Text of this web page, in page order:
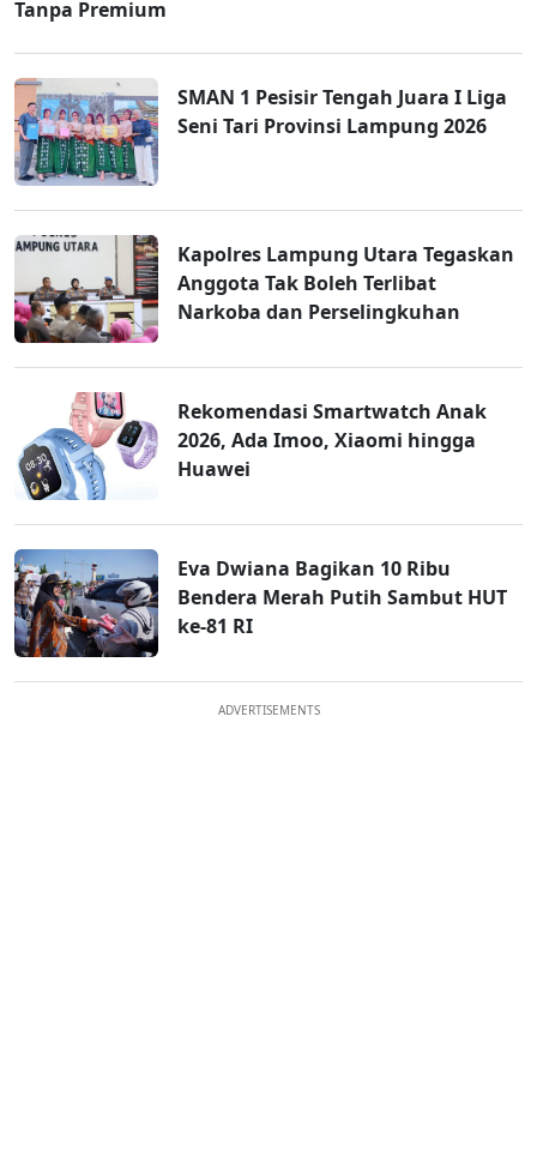
Tanpa Premium
SMAN 1 Pesisir Tengah Juara I Liga
Seni Tari Provinsi Lampung 2026
Kapolres Lampung Utara Tegaskan
Anggota Tak Boleh Terlibat
Narkoba dan Perselingkuhan
Rekomendasi Smartwatch Anak
2026, Ada Imoo, Xiaomi hingga
Huawei
Eva Dwiana Bagikan 10 Ribu
Bendera Merah Putih Sambut HUT
ke-81 RI
ADVERTISEMENTS